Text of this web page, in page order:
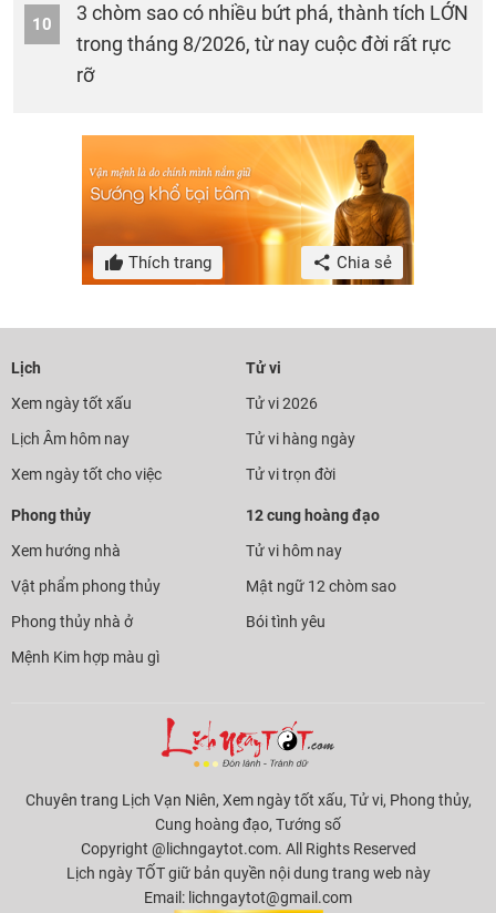
10
3 chòm sao có nhiều bứt phá, thành tích LỚN
trong tháng 8/2026, từ nay cuộc đời rất rực
rỡ
Thích trang Chia sẻ
Lịch
Xem ngày tốt xấu
Lịch Âm hôm nay
Xem ngày tốt cho việc
Tử vi
Tử vi 2026
Tử vi hàng ngày
Tử vi trọn đời
Phong thủy
Xem hướng nhà
Vật phẩm phong thủy
Phong thủy nhà ở
Mệnh Kim hợp màu gì
12 cung hoàng đạo
Tử vi hôm nay
Mật ngữ 12 chòm sao
Bói tình yêu
Chuyên trang Lịch Vạn Niên, Xem ngày tốt xấu, Tử vi, Phong thủy,
Cung hoàng đạo, Tướng số
Copyright @lichngaytot.com. All Rights Reserved
Lịch ngày TỐT giữ bản quyền nội dung trang web này
Email: lichngaytot@gmail.com